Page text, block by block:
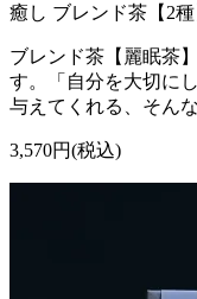
癒し ブレンド茶【2
ブレンド茶【麗眠茶
す。「自分を大切に
与えてくれる、そん
3,570円(税込)